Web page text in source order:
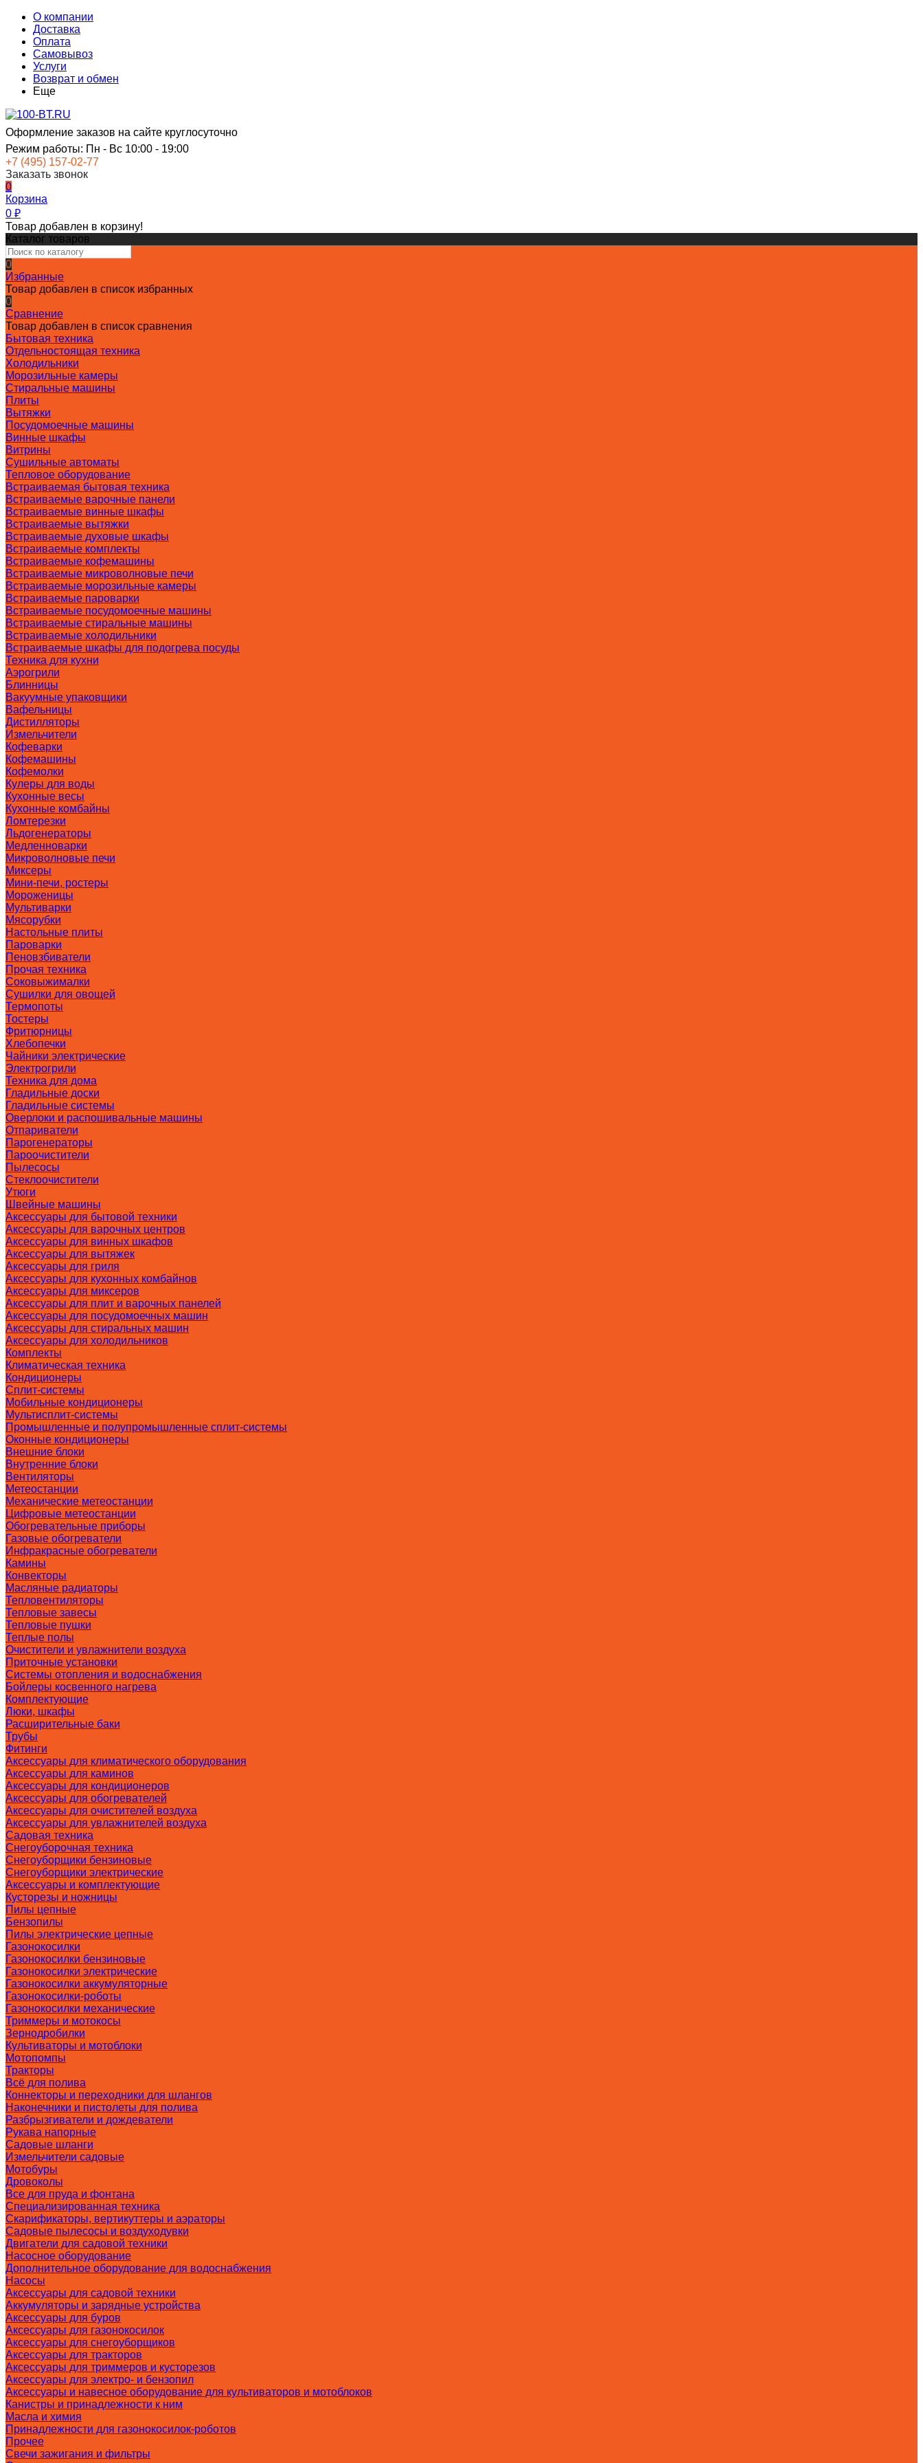
О компании
Доставка
Оплата
Самовывоз
Услуги
Возврат и обмен
Еще
Оформление заказов на сайте круглосуточно
Режим работы: Пн - Вс 10:00 - 19:00
+7 (495) 157-02-77
Заказать звонок
0
Корзина
0 ₽
Товар добавлен в корзину!
Каталог товаров
0
Избранные
Товар добавлен в список избранных
0
Сравнение
Товар добавлен в список сравнения
Бытовая техника
Отдельностоящая техника
Холодильники
Морозильные камеры
Стиральные машины
Плиты
Вытяжки
Посудомоечные машины
Винные шкафы
Витрины
Сушильные автоматы
Тепловое оборудование
Встраиваемая бытовая техника
Встраиваемые варочные панели
Встраиваемые винные шкафы
Встраиваемые вытяжки
Встраиваемые духовые шкафы
Встраиваемые комплекты
Встраиваемые кофемашины
Встраиваемые микроволновые печи
Встраиваемые морозильные камеры
Встраиваемые пароварки
Встраиваемые посудомоечные машины
Встраиваемые стиральные машины
Встраиваемые холодильники
Встраиваемые шкафы для подогрева посуды
Техника для кухни
Аэрогрили
Блинницы
Вакуумные упаковщики
Вафельницы
Дистилляторы
Измельчители
Кофеварки
Кофемашины
Кофемолки
Кулеры для воды
Кухонные весы
Кухонные комбайны
Ломтерезки
Льдогенераторы
Медленноварки
Микроволновые печи
Миксеры
Мини-печи, ростеры
Мороженицы
Мультиварки
Мясорубки
Настольные плиты
Пароварки
Пеновзбиватели
Прочая техника
Соковыжималки
Сушилки для овощей
Термопоты
Тостеры
Фритюрницы
Хлебопечки
Чайники электрические
Электрогрили
Техника для дома
Гладильные доски
Гладильные системы
Оверлоки и распошивальные машины
Отпариватели
Парогенераторы
Пароочистители
Пылесосы
Стеклоочистители
Утюги
Швейные машины
Аксессуары для бытовой техники
Аксессуары для варочных центров
Аксессуары для винных шкафов
Аксессуары для вытяжек
Аксессуары для гриля
Аксессуары для кухонных комбайнов
Аксессуары для миксеров
Аксессуары для плит и варочных панелей
Аксессуары для посудомоечных машин
Аксессуары для стиральных машин
Аксессуары для холодильников
Комплекты
Климатическая техника
Кондиционеры
Сплит-системы
Мобильные кондиционеры
Мультисплит-системы
Промышленные и полупромышленные сплит-системы
Оконные кондиционеры
Внешние блоки
Внутренние блоки
Вентиляторы
Метеостанции
Механические метеостанции
Цифровые метеостанции
Обогревательные приборы
Газовые обогреватели
Инфракрасные обогреватели
Камины
Конвекторы
Масляные радиаторы
Тепловентиляторы
Тепловые завесы
Тепловые пушки
Теплые полы
Очистители и увлажнители воздуха
Приточные установки
Системы отопления и водоснабжения
Бойлеры косвенного нагрева
Комплектующие
Люки, шкафы
Расширительные баки
Трубы
Фитинги
Аксессуары для климатического оборудования
Аксессуары для каминов
Аксессуары для кондиционеров
Аксессуары для обогревателей
Аксессуары для очистителей воздуха
Аксессуары для увлажнителей воздуха
Садовая техника
Снегоуборочная техника
Снегоуборщики бензиновые
Снегоуборщики электрические
Аксессуары и комплектующие
Кусторезы и ножницы
Пилы цепные
Бензопилы
Пилы электрические цепные
Газонокосилки
Газонокосилки бензиновые
Газонокосилки электрические
Газонокосилки аккумуляторные
Газонокосилки-роботы
Газонокосилки механические
Триммеры и мотокосы
Зернодробилки
Культиваторы и мотоблоки
Мотопомпы
Тракторы
Всё для полива
Коннекторы и переходники для шлангов
Наконечники и пистолеты для полива
Разбрызгиватели и дождеватели
Рукава напорные
Садовые шланги
Измельчители садовые
Мотобуры
Дровоколы
Все для пруда и фонтана
Специализированная техника
Скарификаторы, вертикуттеры и аэраторы
Садовые пылесосы и воздуходувки
Двигатели для садовой техники
Насосное оборудование
Дополнительное оборудование для водоснабжения
Насосы
Аксессуары для садовой техники
Аккумуляторы и зарядные устройства
Аксессуары для буров
Аксессуары для газонокосилок
Аксессуары для снегоуборщиков
Аксессуары для тракторов
Аксессуары для триммеров и кусторезов
Аксессуары для электро- и бензопил
Аксессуары и навесное оборудование для культиваторов и мотоблоков
Канистры и принадлежности к ним
Масла и химия
Принадлежности для газонокосилок-роботов
Прочее
Свечи зажигания и фильтры